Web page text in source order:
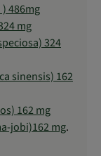
486mg
mg
324
sinensis) 162
162 mg
jobi)162 mg.